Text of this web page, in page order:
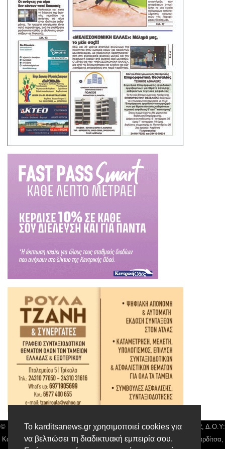
Το karditsanews.gr χρησιμοποιεί cookies για
να βελτιώσει τη διαδικτυακή εμπειρία σου.
© Karditsa News | Διακριτικός Τίτλος: Orion Media, ΑΦΜ: 043750542, Δ.Ο.Υ:
Καρδίτσας, Αρ. Γεμή: 018804431000, Δ/νση: Διάκου 10 τ.κ 43132 Καρδίτσα,